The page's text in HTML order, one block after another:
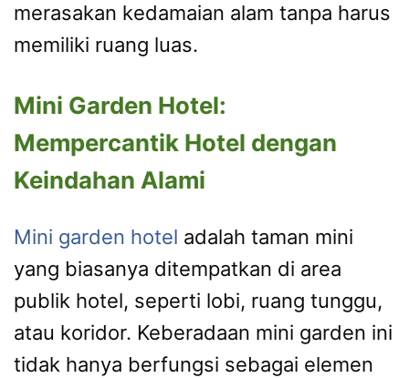
merasakan kedamaian alam tanpa harus
memiliki ruang luas.
Mini Garden Hotel:
Mempercantik Hotel dengan
Keindahan Alami
Mini garden hotel adalah taman mini
yang biasanya ditempatkan di area
publik hotel, seperti lobi, ruang tunggu,
atau koridor. Keberadaan mini garden ini
tidak hanya berfungsi sebagai elemen